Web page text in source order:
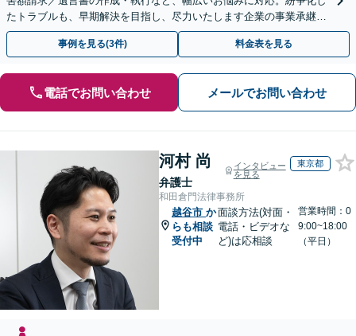
たトラブルも、早期解決を目指し、尽力いたします企業の事業承継の
お悩みもご相談ください【夜間・休日面談】【電話相談可】
事例を見る(3件) 料金表を見る
電話でお問い合わせ メールでお問い合わせ
河村 尚
弁護士
インタビュー
を見る
東京都
和田倉門法律事務所
越谷市 か
らも相談
受付中
面談方法(対面・
電話・ビデオな
ど)は応相談
営業時間：0
9:00~18:00
（平日）